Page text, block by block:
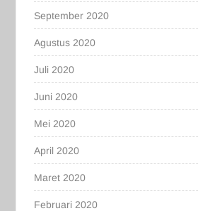
September 2020
Agustus 2020
Juli 2020
Juni 2020
Mei 2020
April 2020
Maret 2020
Februari 2020